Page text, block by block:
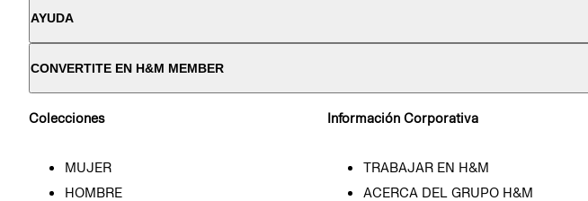
AYUDA
CONVERTITE EN H&M MEMBER
Colecciones
MUJER
HOMBRE
Información Corporativa
TRABAJAR EN H&M
ACERCA DEL GRUPO H&M